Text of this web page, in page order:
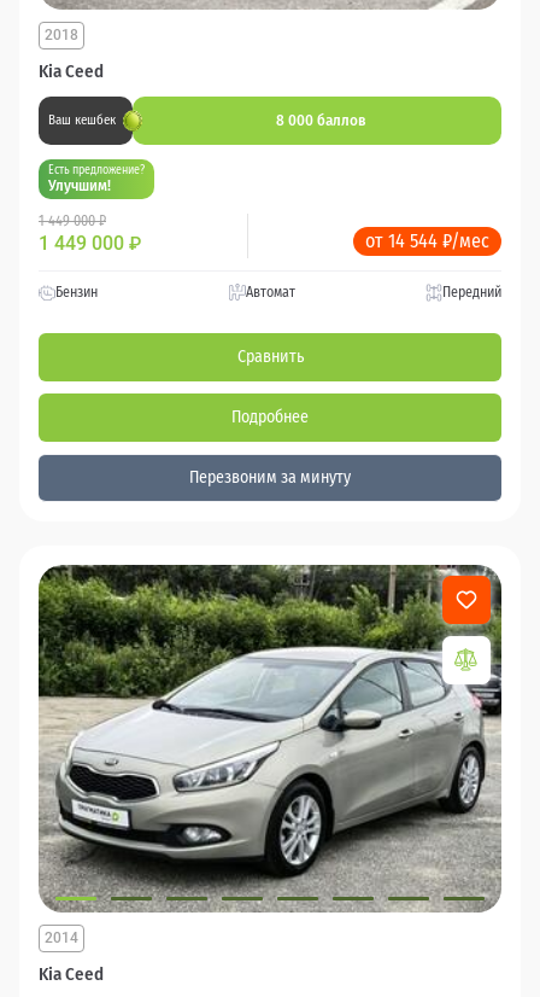
Kia Ceed
2018
Ваш кешбек 8 000 баллов
Есть предложение?
Улучшим!
1 449 000 ₽
1 449 000 ₽ от 14 544 ₽/мес
Бензин Автомат Передний
Сравнить
Подробнее
Перезвоним за минуту
Kia Ceed
2014